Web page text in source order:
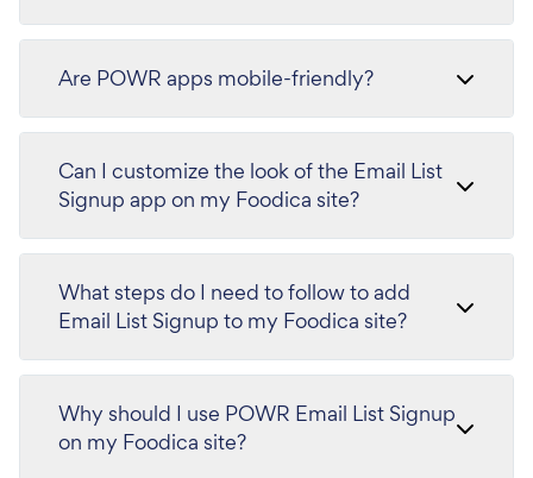
Are POWR apps mobile-friendly?
Can I customize the look of the Email List
Signup app on my Foodica site?
What steps do I need to follow to add
Email List Signup to my Foodica site?
Why should I use POWR Email List Signup
on my Foodica site?